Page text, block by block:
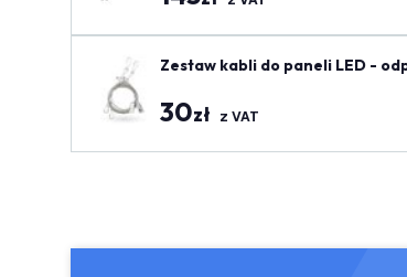
Zestaw kabli do paneli LED -
30zł z VAT